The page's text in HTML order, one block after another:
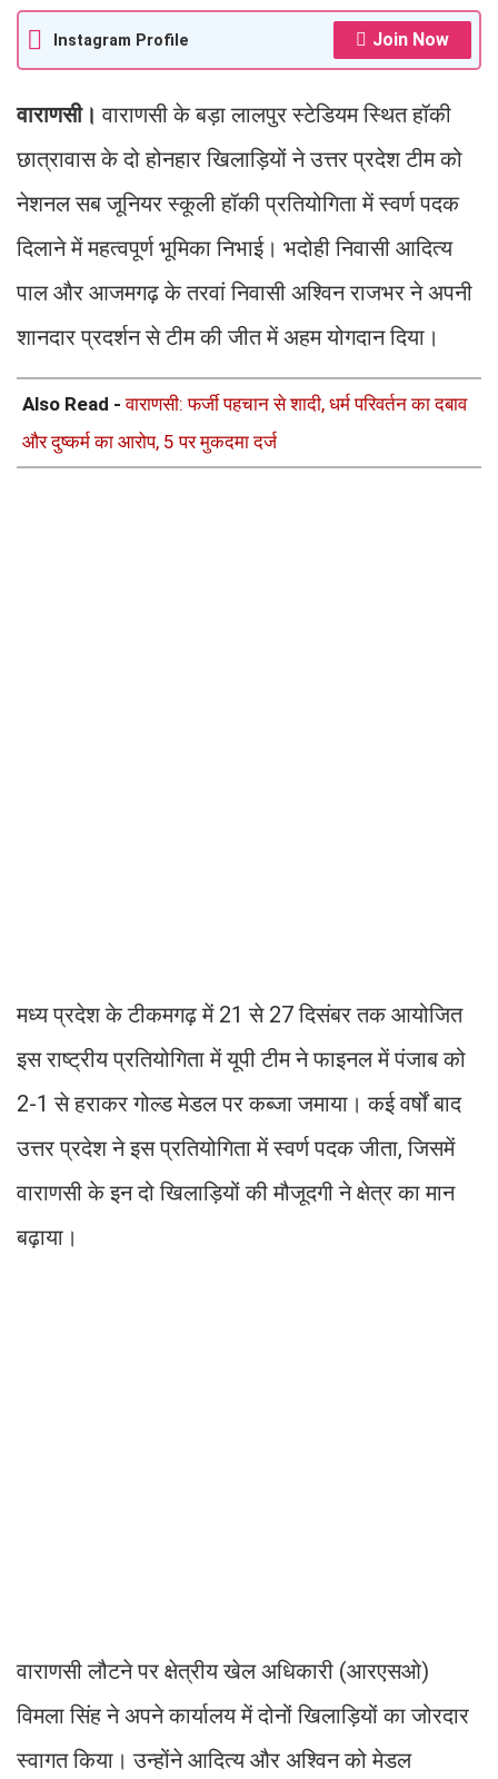
Instagram Profile Join Now
वाराणसी।वाराणसी के बड़ा लालपुर स्टेडियम स्थित हॉकी
छात्रावास के दो होनहार खिलाड़ियों ने उत्तर प्रदेश टीम को
नेशनल सब जूनियर स्कूली हॉकी प्रतियोगिता में स्वर्ण पदक
दिलाने में महत्वपूर्ण भूमिका निभाई। भदोही निवासी आदित्य
पाल और आजमगढ़ के तरवां निवासी अश्विन राजभर ने अपनी
शानदार प्रदर्शन से टीम की जीत में अहम योगदान दिया।
Also Read -वाराणसी: फर्जी पहचान से शादी, धर्म परिवर्तन का दबाव
और दुष्कर्म का आरोप, 5 पर मुकदमा दर्ज
मध्य प्रदेश के टीकमगढ़ में 21 से 27 दिसंबर तक आयोजित
इस राष्ट्रीय प्रतियोगिता में यूपी टीम ने फाइनल में पंजाब को
2-1 से हराकर गोल्ड मेडल पर कब्जा जमाया। कई वर्षों बाद
उत्तर प्रदेश ने इस प्रतियोगिता में स्वर्ण पदक जीता, जिसमें
वाराणसी के इन दो खिलाड़ियों की मौजूदगी ने क्षेत्र का मान
बढ़ाया।
वाराणसी लौटने पर क्षेत्रीय खेल अधिकारी (आरएसओ)
विमला सिंह ने अपने कार्यालय में दोनों खिलाड़ियों का जोरदार
स्वागत किया। उन्होंने आदित्य और अश्विन को मेडल